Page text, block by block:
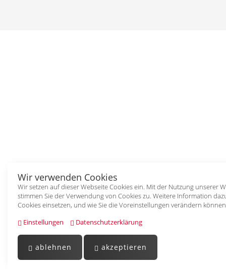
Wir verwenden Cookies
Wir setzen auf dieser Webseite Cookies ein. Mit der Nutzung unserer
stimmen Sie der Verwendung von Cookies zu. Weitere Information
Cookies einsetzen, und wie Sie die Voreinstellungen verändern
Einstellungen
Datenschutzerklärung
ablehnen akzeptieren